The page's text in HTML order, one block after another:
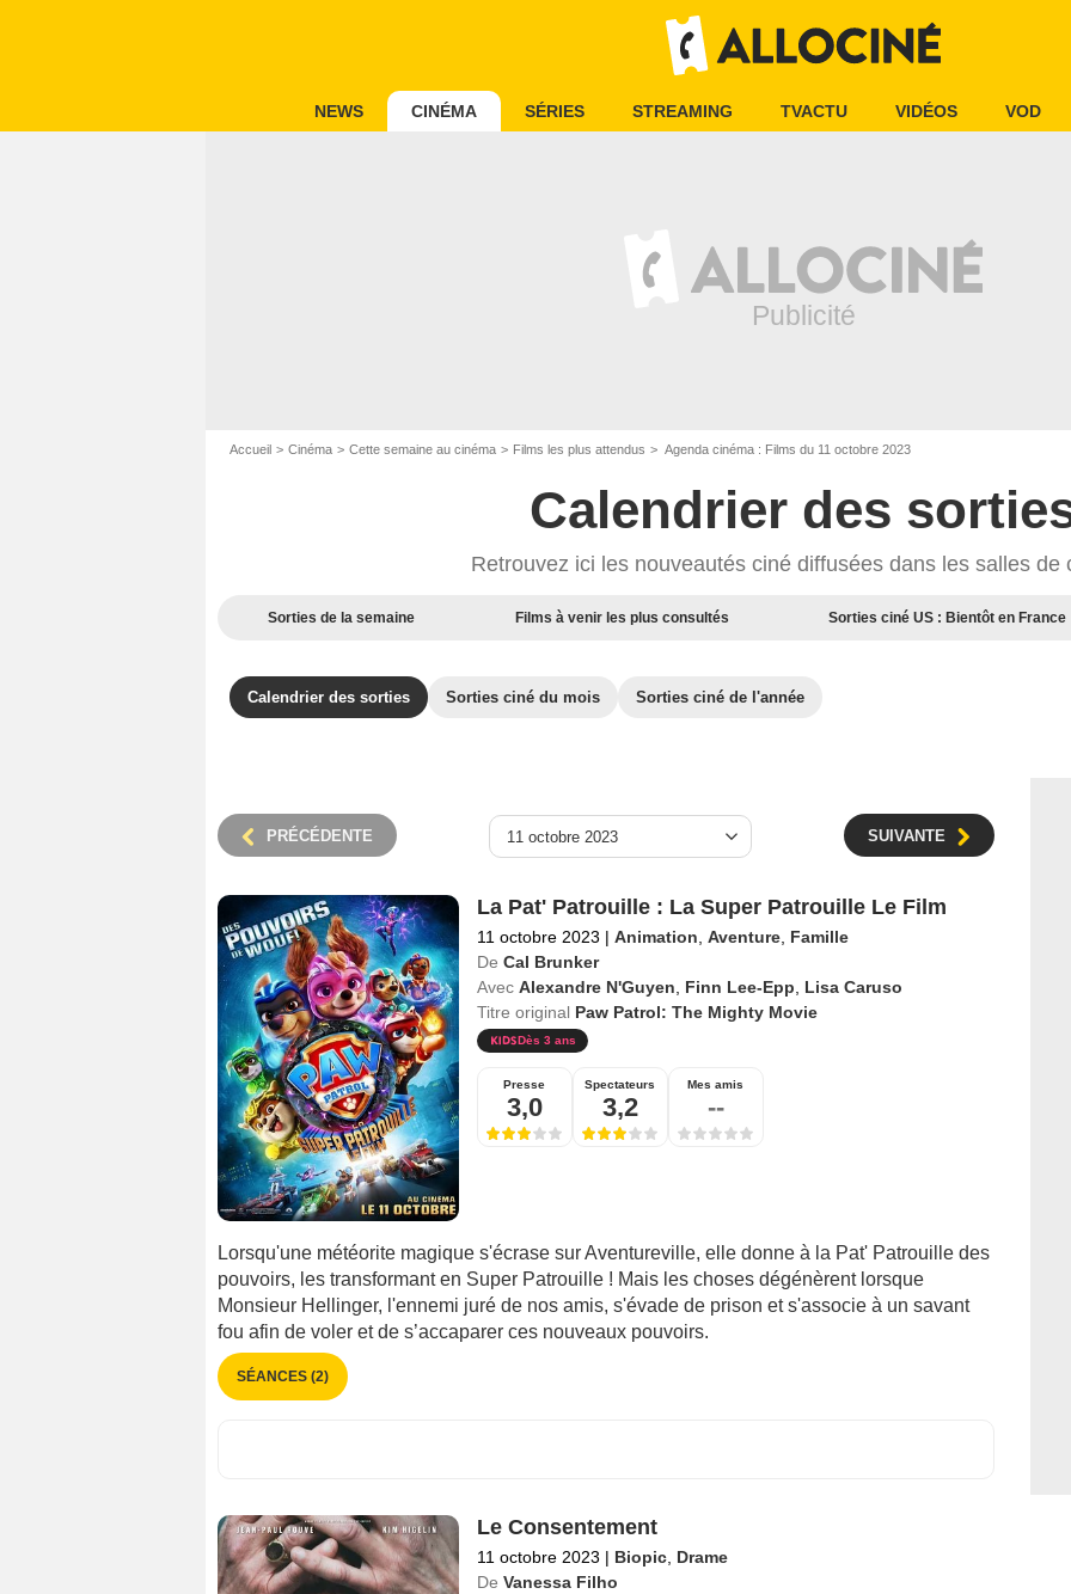
NEWS CINÉMA SÉRIES STREAMING TVACTU VIDÉOS VOD
Accueil Cinéma Cette semaine au cinéma Films les plus attendus Agenda cinéma : Films du 11 octobre 2023
Calendrier des
Retrouvez ici les nouveautés ciné diffusées dans les salles de
Sorties de la semaine Films à venir les plus consultés Sorties ciné US : Bientôt en France
Calendrier des sorties Sorties ciné du mois Sorties ciné de l'année
PRÉCÉDENTE SUIVANTE
La Pat' Patrouille : La Super Patrouille Le Film
11 octobre 2023 | Animation Aventure, Famille
De Cal Brunker
Avec Alexandre N'Guyen Finn Lee-Epp
Lisa Caruso
Titre original Paw Patrol: The Mighty Movie
Dès 3 ans
Presse
3,0
Spectateurs
3,2
Mes amis
--
Lorsqu'une météorite magique s'écrase sur Aventureville, elle donne à la Pat' Patrouille des
pouvoirs, les transformant en Super Patrouille ! Mais les choses dégénèrent lorsque
Monsieur Hellinger, l'ennemi juré de nos amis, s'évade de prison et s'associe à un savant
fou afin de voler et de s’accaparer ces nouveaux pouvoirs.
SÉANCES (2)
Le Consentement
11 octobre 2023 | Biopic, Drame
De Vanessa Filho